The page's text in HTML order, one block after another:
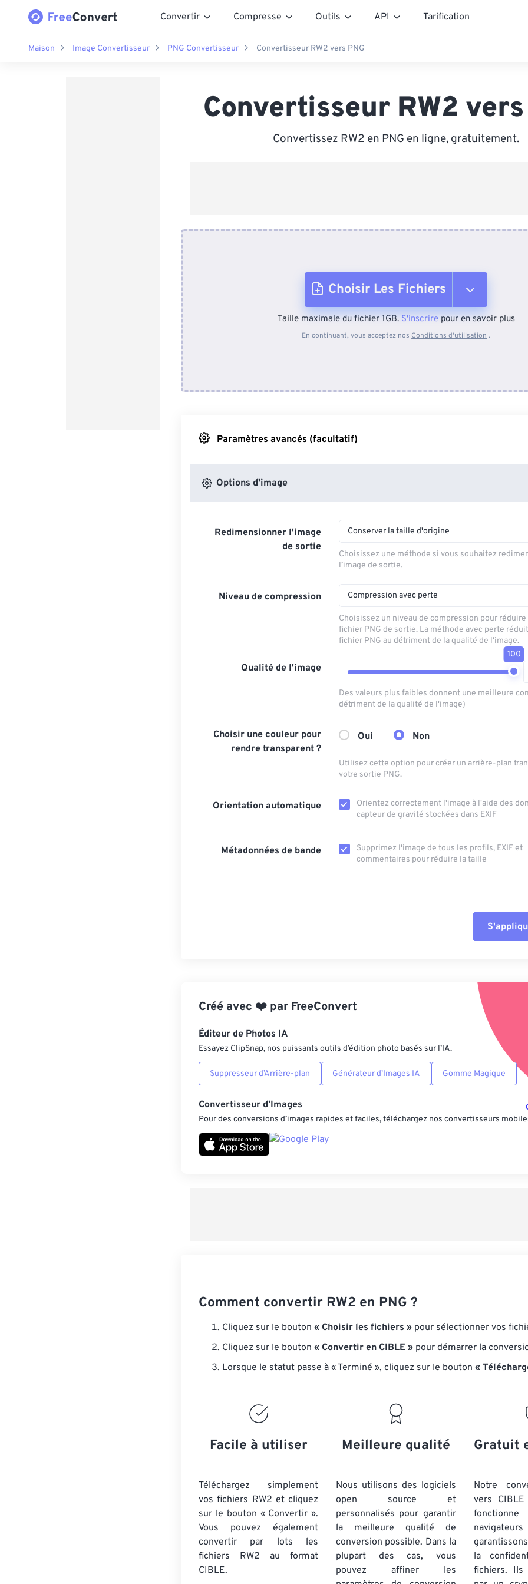
Convertir Compresse Outils API Tarification
Maison Image Convertisseur PNG Convertisseur Convertisseur RW2 vers PNG
Convertisseur RW2 vers
Convertissez RW2 en PNG en ligne, gratuitement.
Choisir Les Fichiers
Depuis l'appareil
Taille maximale du fichier 1GB.S'inscrirepour en savoir plus
En continuant, vous acceptez nos Conditions d'utilisation .
Paramètres avancés (facultatif)
Options d'image
Redimensionner l'image
de sortie
Conserver la taille d'origine
Choisissez une méthode si vous souhaitez
l’image de sortie.
Niveau de compression Compression avec perte
Choisissez un niveau de compression pour
fichier PNG de sortie. La méthode avec perte
fichier PNG au détriment de la qualité de l'image.
Qualité de l'image
100
Des valeurs plus faibles donnent une meilleure
détriment de la qualité de l'image)
Choisir une couleur pour
rendre transparent ?
Oui Non
Utilisez cette option pour créer un arrière-plan
votre sortie PNG.
Orientation automatique
Orientez correctement l'image à l'aide des
capteur de gravité stockées dans EXIF
Métadonnées de bande
Supprimez l'image de tous les profils, EXIF ​​et
commentaires pour réduire la taille
Appliquer à
Enregistrer
Créé avec ❤️ par FreeConvert
Éditeur de Photos IA
Essayez ClipSnap, nos puissants outils d’édition photo basés sur l’IA.
Suppresseur d’Arrière-plan Générateur d’Images IA Gomme Magique
Convertisseur d’Images
Pour des conversions d’images rapides et faciles, téléchargez nos convertisseurs
Comment convertir RW2 en PNG ?
Cliquez sur le bouton « Choisir les fichiers » pour sélectionner vos
Cliquez sur le bouton « Convertir en CIBLE » pour démarrer la
Lorsque le statut passe à « Terminé », cliquez sur le bouton «
Facile à utiliser
Téléchargez simplement
vos fichiers RW2 et cliquez
sur le bouton « Convertir ».
Vous pouvez également
convertir par lots les
fichiers RW2 au format
CIBLE.
Meilleure qualité
Nous utilisons des logiciels
open source et
personnalisés pour garantir
la meilleure qualité de
conversion possible. Dans la
plupart des cas, vous
pouvez affiner les
Gratuit
Notre
vers
la
fichiers. Ils